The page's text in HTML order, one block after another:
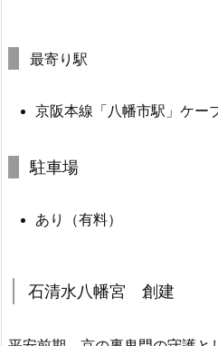
最寄り駅
京阪本線「八幡市駅」ケー
駐車場
あり（有料）
石清水八幡宮 創建